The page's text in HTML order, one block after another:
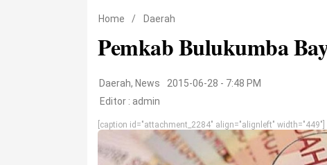
Home / Daerah
Pemkab Bulukumba
Daerah, News
2015-06-28 - 7:48 PM
Editor : admin
[caption id="attachment_2284" align="alignleft" width="449"]